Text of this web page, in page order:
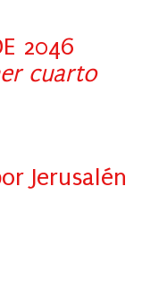
2046
cuarto
Jerusalén